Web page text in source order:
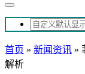
首页 » 新闻资讯 »
解析